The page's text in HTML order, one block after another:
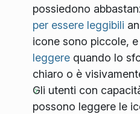
possiedono
per essere leggibili
icone sono piccole,
leggere quando lo
chiaro o è
Gli utenti con
possono leggere le